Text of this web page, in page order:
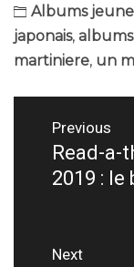
Albums
japonais,
martiniere, un
l’article
Previous
Previous
post:
Read-a-
2019 :
Next